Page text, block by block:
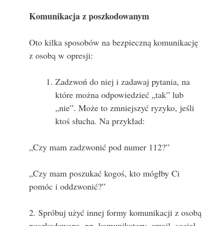
Komunikacja z poszkodowanym
Oto kilka sposobów na bezpieczną komunikację
z osobą w opresji:
Zadzwoń do niej i zadawaj pytania, na
które można odpowiedzieć „tak” lub
„nie”. Może to zmniejszyć ryzyko, jeśli
ktoś słucha. Na przykład:
„Czy mam zadzwonić pod numer 112?”
„Czy mam poszukać kogoś, kto mógłby Ci
pomóc i oddzwonić?”
2. Spróbuj użyć innej formy komunikacji z osobą